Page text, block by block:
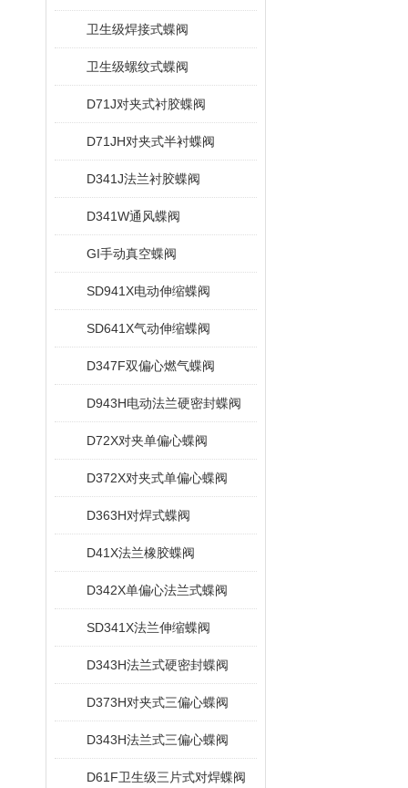
卫生级焊接式蝶阀
卫生级螺纹式蝶阀
D71J对夹式衬胶蝶阀
D71JH对夹式半衬蝶阀
D341J法兰衬胶蝶阀
D341W通风蝶阀
GI手动真空蝶阀
SD941X电动伸缩蝶阀
SD641X气动伸缩蝶阀
D347F双偏心燃气蝶阀
D943H电动法兰硬密封蝶阀
D72X对夹单偏心蝶阀
D372X对夹式单偏心蝶阀
D363H对焊式蝶阀
D41X法兰橡胶蝶阀
D342X单偏心法兰式蝶阀
SD341X法兰伸缩蝶阀
D343H法兰式硬密封蝶阀
D373H对夹式三偏心蝶阀
D343H法兰式三偏心蝶阀
D61F卫生级三片式对焊蝶阀